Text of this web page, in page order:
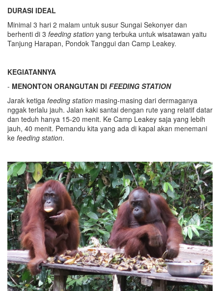
DURASI IDEAL
Minimal 3 hari 2 malam untuk susur Sungai Sekonyer dan
berhenti di 3 feeding station yang terbuka untuk wisatawan yaitu
Tanjung Harapan, Pondok Tanggui dan Camp Leakey.
KEGIATANNYA
- MENONTON ORANGUTAN DI FEEDING STATION
Jarak ketiga feeding station masing-masing dari dermaganya
nggak terlalu jauh. Jalan kaki santai dengan rute yang relatif datar
dan teduh hanya 15-20 menit. Ke Camp Leakey saja yang lebih
jauh, 40 menit. Pemandu kita yang ada di kapal akan menemani
ke feeding station.